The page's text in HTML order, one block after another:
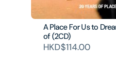
A Place For Us to
of (2CD)
HKD$114.00